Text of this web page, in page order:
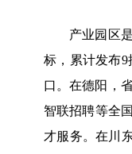
产业园区
标，累计发布9
口。在德阳，
智联招聘等全
才服务。在川